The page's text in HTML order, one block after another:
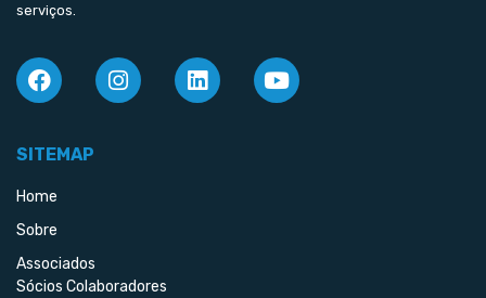
serviços.
SITEMAP
Home
Sobre
Associados
Sócios Colaboradores